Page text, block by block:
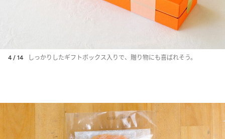
4 / 14 しっかりしたギフトボックス入りで、贈り物にも喜ばれそう。